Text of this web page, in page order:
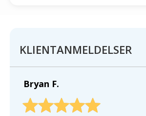
KLIENTANMELDELSER
Bryan F.